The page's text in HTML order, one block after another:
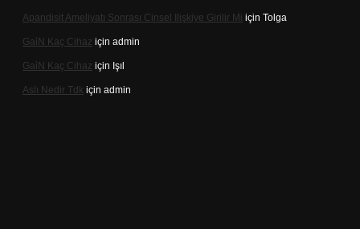
Apandisit Ameliyatı Sonrası Cinsel Ilişkiye Girilir Mi için Tolga
Gai̇N Kaç Cihaz için admin
Gai̇N Kaç Cihaz için Işıl
Aslı Nedir Tdk için admin